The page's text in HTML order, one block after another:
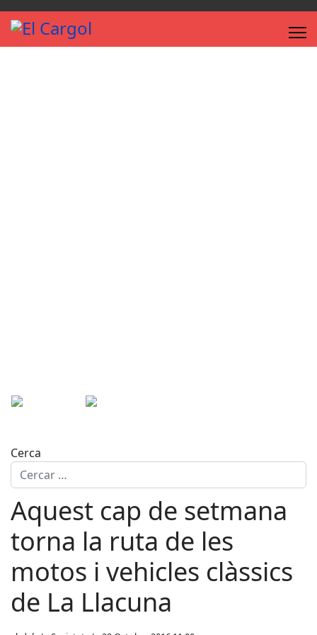
Cerca
Aquest cap de setmana
torna la ruta de les
motos i vehicles clàssics
de La Llacuna